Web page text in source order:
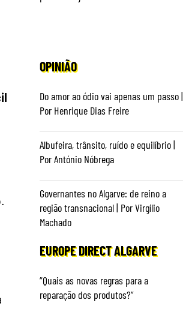
OPINIÃO
Do amor ao ódio vai apenas um passo |
Por Henrique Dias Freire
Albufeira, trânsito, ruído e equilíbrio |
Por António Nóbrega
Governantes no Algarve: de reino a
região transnacional | Por Virgílio
Machado
EUROPE DIRECT ALGARVE
“Quais as novas regras para a
reparação dos produtos?”